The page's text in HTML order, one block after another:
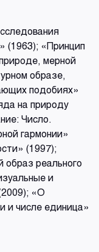
(1963); «Принцип
мерной
образе,
подобиях»
на природу
Число.
гармонии»
(1997);
образ реального
и
«О
и числе единица»